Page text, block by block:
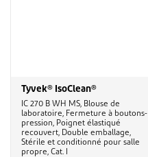
Tyvek® IsoClean®
IC 270 B WH MS, Blouse de
laboratoire, Fermeture à boutons-
pression, Poignet élastiqué
recouvert, Double emballage,
Stérile et conditionné pour salle
propre, Cat. I